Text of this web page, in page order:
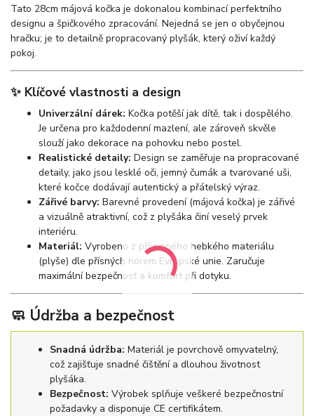
Tato 28cm májová kočka je dokonalou kombinací perfektního
designu a špičkového zpracování. Nejedná se jen o obyčejnou
hračku; je to detailně propracovaný plyšák, který oživí každý
pokoj.
✨ Klíčové vlastnosti a design
Univerzální dárek: Kočka potěší jak dítě, tak i dospělého.
Je určena pro každodenní mazlení, ale zároveň skvěle
slouží jako dekorace na pohovku nebo postel.
Realistické detaily: Design se zaměřuje na propracované
detaily, jako jsou lesklé oči, jemný čumák a tvarované uši,
které kočce dodávají autentický a přátelský výraz.
Zářivé barvy: Barevné provedení (májová kočka) je zářivé
a vizuálně atraktivní, což z plyšáka činí veselý prvek
interiéru.
Materiál: Vyrobeno z příjemného hebkého materiálu
(plyše) dle přísných norem Evropské unie. Zaručuje
maximální bezpečnost a komfort při dotyku.
🧼 Údržba a bezpečnost
Snadná údržba: Materiál je povrchově omyvatelný,
což zajišťuje snadné čištění a dlouhou životnost
plyšáka.
Bezpečnost: Výrobek splňuje veškeré bezpečnostní
požadavky a disponuje CE certifikátem.